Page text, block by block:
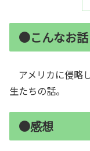
●こんなお話
アメリカに侵略
生たちの話。
●感想